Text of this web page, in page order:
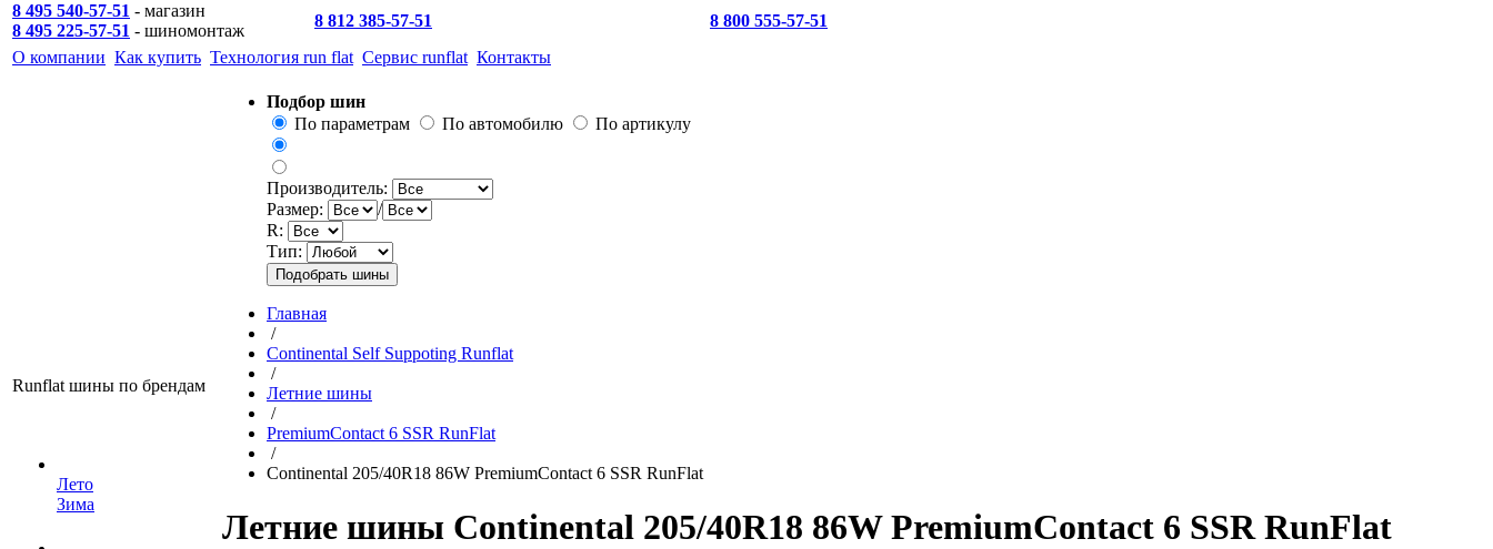
8 495 540-57-51 - магазин
8 495 225-57-51 - шиномонтаж
8 812 385-57-51
8 800 555-57-51
О компании Как купить Технология run flat Сервис runflat Контакты
Runflat шины по брендам
Лето
Зима
Подбор шин
По параметрам
По автомобилю По артикулу
Производитель:
Размер:
/
R:
Тип:
Главная
/
Continental Self Suppoting Runflat
/
Летние шины
/
PremiumContact 6 SSR RunFlat
/
Continental 205/40R18 86W PremiumContact 6 SSR RunFlat
Летние шины Continental 205/40R18 86W PremiumContact 6 SSR RunFlat